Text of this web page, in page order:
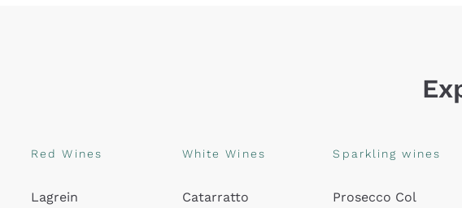
Red Wines
Lagrein
White Wines
Catarratto
Sparkling wines
Prosecco Col